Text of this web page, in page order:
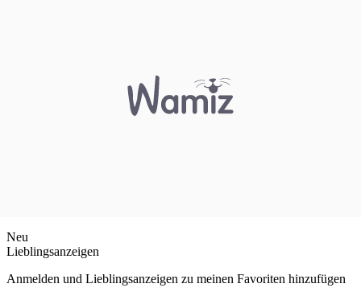
Neu
Lieblingsanzeigen
Anmelden und Lieblingsanzeigen zu meinen Favoriten hinzufügen